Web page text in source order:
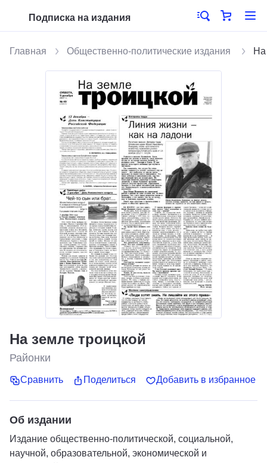
Подписка на издания
Главная Общественно-политические издания На
На земле троицкой
Районки
Сравнить Поделиться Добавить в избранное
Об издании
Издание общественно-политической, социальной,
научной, образовательной, экономической и